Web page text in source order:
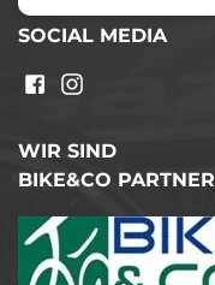
SOCIAL MEDIA
WIR SIND
BIKE&CO PARTNER